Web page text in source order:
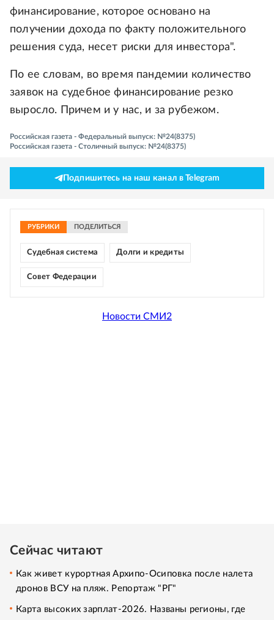
финансирование, которое основано на
получении дохода по факту положительного
решения суда, несет риски для инвестора".
По ее словам, во время пандемии количество
заявок на судебное финансирование резко
выросло. Причем и у нас, и за рубежом.
Российская газета - Федеральный выпуск: №24(8375)
Российская газета - Столичный выпуск: №24(8375)
Подпишитесь на наш канал в Telegram
РУБРИКИ ПОДЕЛИТЬСЯ
Судебная система Долги и кредиты
Совет Федерации
Новости СМИ2
Сейчас читают
Как живет курортная Архипо-Осиповка после налета
дронов ВСУ на пляж. Репортаж "РГ"
Карта высоких зарплат-2026. Названы регионы, где